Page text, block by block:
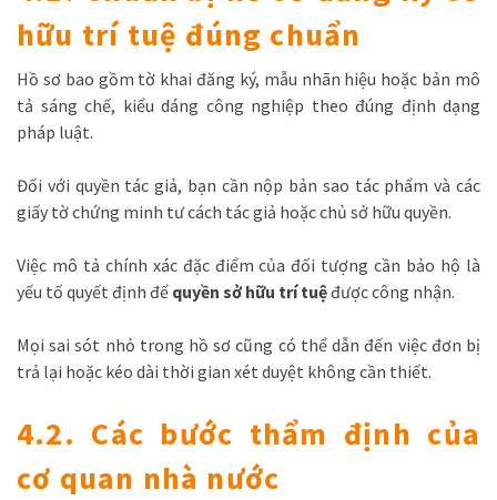
hữu trí tuệ đúng chuẩn
Hồ sơ bao gồm tờ khai đăng ký, mẫu nhãn hiệu hoặc bản mô
tả sáng chế, kiểu dáng công nghiệp theo đúng định dạng
pháp luật.
Đối với quyền tác giả, bạn cần nộp bản sao tác phẩm và các
giấy tờ chứng minh tư cách tác giả hoặc chủ sở hữu quyền.
Việc mô tả chính xác đặc điểm của đối tượng cần bảo hộ là
yếu tố quyết định để quyền sở hữu trí tuệđược công nhận.
Mọi sai sót nhỏ trong hồ sơ cũng có thể dẫn đến việc đơn bị
trả lại hoặc kéo dài thời gian xét duyệt không cần thiết.
4.2. Các bước thẩm định của
cơ quan nhà nước